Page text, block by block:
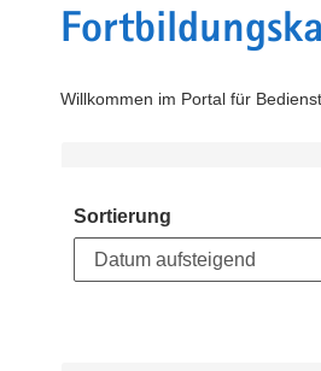
Willkommen im Portal für
Sortierung